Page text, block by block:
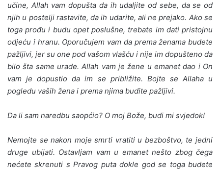
učine, Allah vam dopušta da ih udaljite od sebe, da se od
njih u postelji rastavite, da ih udarite, ali ne prejako. Ako se
toga prođu i budu opet poslušne, trebate im dati pristoj­nu
odjeću i hranu. Oporučujem vam da prema ženama bu­dete
pažljivi, jer su one pod vašom vlašću i nije im dopušteno da
bilo šta same urade. Allah vam je žene u emanet dao i On
vam je dopustio da im se približite. Bojte se Allaha u
pogledu vaših žena i pre­ma njima budite pažljivi.
Da li sam naredbu saopćio? O moj Bože, budi mi svjedok!
Nemojte se nakon moje smrti vratiti u bezboštvo, te je­dni
druge ubijati. Ostavljam vam u emanet nešto zbog čega
nećete skrenuti s Pravog puta dokle god se toga budete